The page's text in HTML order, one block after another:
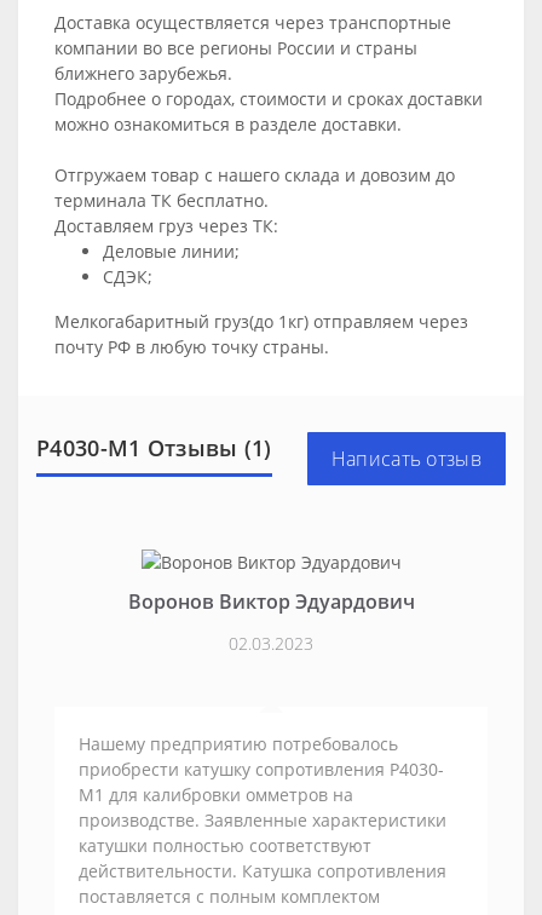
Доставка осуществляется через транспортные
компании во все регионы России и страны
ближнего зарубежья.
Подробнее о городах, стоимости и сроках доставки
можно ознакомиться в разделе доставки.
Отгружаем товар с нашего склада и довозим до
терминала ТК бесплатно.
Доставляем груз через ТК:
Деловые линии;
СДЭК;
Мелкогабаритный груз(до 1кг) отправляем через
почту РФ в любую точку страны.
Р4030-М1 Отзывы (1) Написать отзыв
Воронов Виктор Эдуардович
02.03.2023
Нашему предприятию потребовалось
приобрести катушку сопротивления Р4030-
М1 для калибровки омметров на
производстве. Заявленные характеристики
катушки полностью соответствуют
действительности. Катушка сопротивления
поставляется с полным комплектом